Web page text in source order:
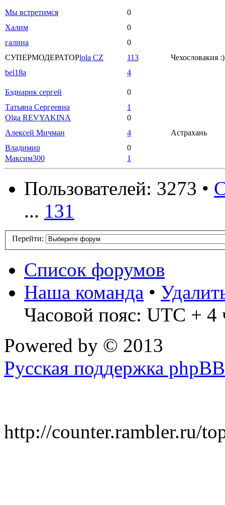
Мы встретимся
0
Халим
0
галина
0
СУПЕРМОДЕРАТОРlola CZ 113
Чехословакия :)
bel18a
4
Бэднарик сергей
0
Татьяна Сергеевна
1
Olga REVYAKINA
0
Алексей Мичман
4
Астрахань
Владимир
0
Максим300
1
Пользователей: 3273 •
... 131
Перейти:
Список форумов
Наша команда •
Часовой пояс: UTC + 4
Powered by © 2013
Русская поддержка phpBB
http://counter.rambler.ru/